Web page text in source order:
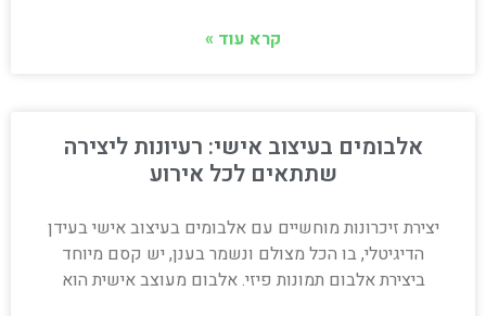
קרא עוד »
אלבומים בעיצוב אישי: רעיונות ליצירה
שתתאים לכל אירוע
יצירת זיכרונות מוחשיים עם אלבומים בעיצוב אישי בעידן
הדיגיטלי, בו הכל מצולם ונשמר בענן, יש קסם מיוחד
ביצירת אלבום תמונות פיזי. אלבום מעוצב אישית הוא